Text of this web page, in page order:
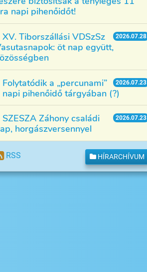
napi pihenőidőt!
2026.07.28
XV. Tiborszállási VDSzSz
öt nap együtt,
2026.07.23
Folytatódik a „percunami”
napi pihenőidő tárgyában (?)
2026.07.23
SZESZA Záhony családi
horgászversennyel
RSS HÍRARCHÍVUM